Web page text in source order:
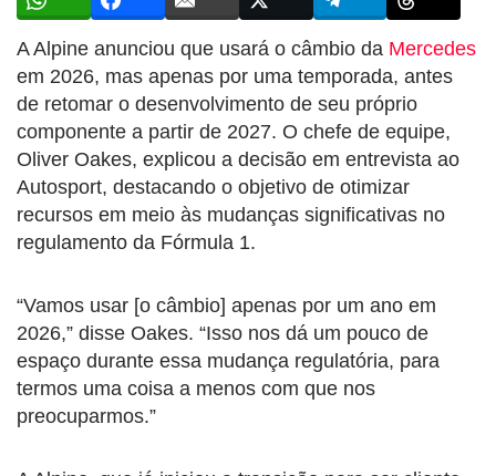
A Alpine anunciou que usará o câmbio da Mercedes
em 2026, mas apenas por uma temporada, antes
de retomar o desenvolvimento de seu próprio
componente a partir de 2027. O chefe de equipe,
Oliver Oakes, explicou a decisão em entrevista ao
Autosport, destacando o objetivo de otimizar
recursos em meio às mudanças significativas no
regulamento da Fórmula 1.
“Vamos usar [o câmbio] apenas por um ano em
2026,” disse Oakes. “Isso nos dá um pouco de
espaço durante essa mudança regulatória, para
termos uma coisa a menos com que nos
preocuparmos.”